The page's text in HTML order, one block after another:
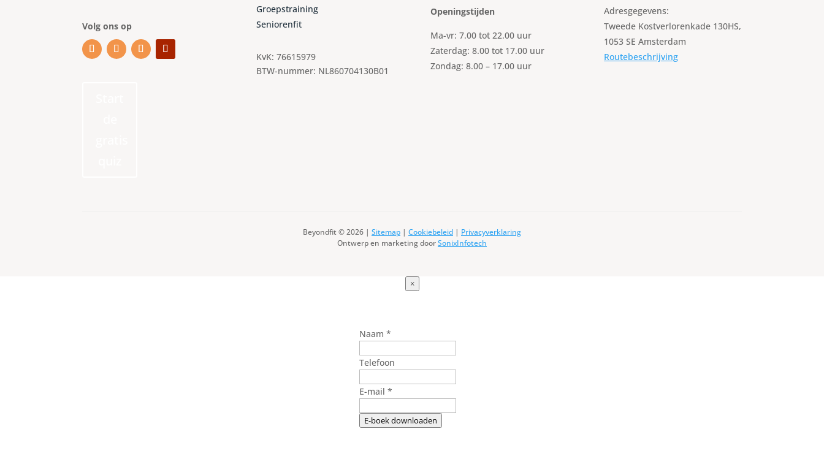
Volg ons op
Groepstraining
Seniorenfit
KvK: 76615979
BTW-nummer: NL860704130B01
Openingstijden
Ma-vr: 7.00 tot 22.00 uur
Zaterdag: 8.00 tot 17.00 uur
Zondag: 8.00 – 17.00 uur
Adresgegevens:
Tweede Kostverlorenkade 130HS,
1053 SE Amsterdam
Routebeschrijving
Beyondfit © 2026 | Sitemap | Cookiebeleid | Privacyverklaring
Ontwerp en marketing doorSonixInfotech
×
Naam *
Telefoon
E-mail *
E-boek downloaden